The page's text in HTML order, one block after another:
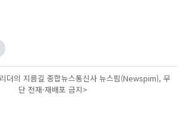
더의 지름길 종합뉴스통신사 뉴스핌(Newspim), 무
단 전재-재배포 금지>